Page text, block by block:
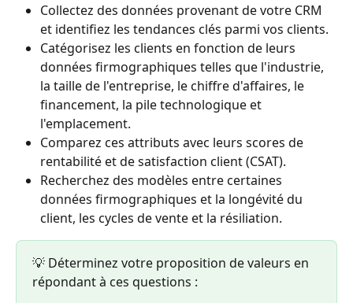
Collectez des données provenant de votre CRM
et identifiez les tendances clés parmi vos clients.
Catégorisez les clients en fonction de leurs
données firmographiques telles que l'industrie,
la taille de l'entreprise, le chiffre d'affaires, le
financement, la pile technologique et
l'emplacement.
Comparez ces attributs avec leurs scores de
rentabilité et de satisfaction client (CSAT).
Recherchez des modèles entre certaines
données firmographiques et la longévité du
client, les cycles de vente et la résiliation.
💡 Déterminez votre proposition de valeurs en
répondant à ces questions :